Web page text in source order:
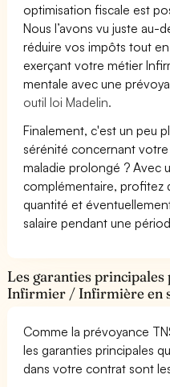
optimisation fiscale est
Nous l’avons vu juste au-
réduire vos impôts tout
exerçant votre métier
mentale avec une
outil loi Madelin.
Finalement, c'est un peu
sérénité concernant votre
maladie prolongé ? Avec
complémentaire, profitez
quantité et
salaire pendant une
Les garanties
Infirmier / Infirmière en
Comme la prévoyance
les garanties principales
dans votre contrat sont